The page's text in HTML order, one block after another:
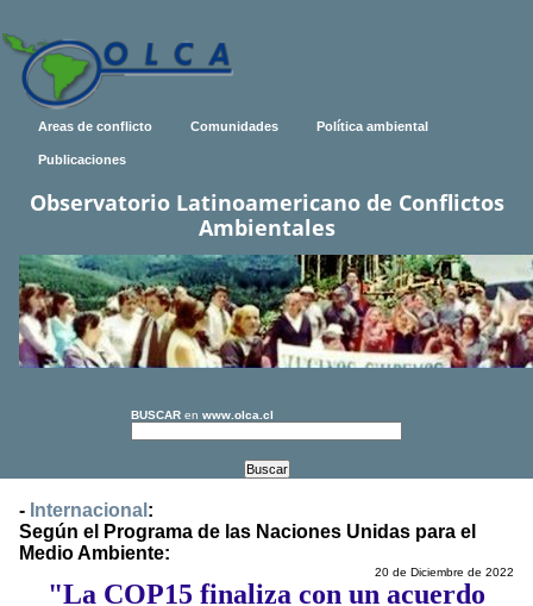
Areas de conflicto Comunidades Política ambiental
Publicaciones
Observatorio Latinoamericano de Conflictos
Ambientales
BUSCAR en www.olca.cl
- Internacional :
Según el Programa de las Naciones Unidas para el
Medio Ambiente:
20 de Diciembre de 2022
"La COP15 finaliza con un acuerdo